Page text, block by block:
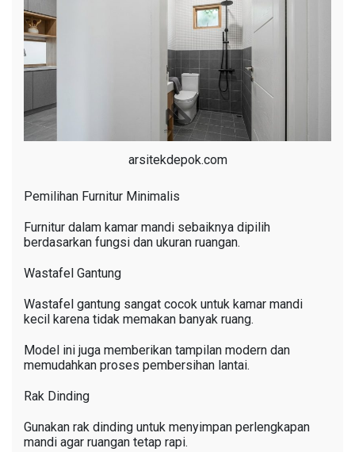
arsitekdepok.com
Pemilihan Furnitur Minimalis
Furnitur dalam kamar mandi sebaiknya dipilih
berdasarkan fungsi dan ukuran ruangan.
Wastafel Gantung
Wastafel gantung sangat cocok untuk kamar mandi
kecil karena tidak memakan banyak ruang.
Model ini juga memberikan tampilan modern dan
memudahkan proses pembersihan lantai.
Rak Dinding
Gunakan rak dinding untuk menyimpan perlengkapan
mandi agar ruangan tetap rapi.